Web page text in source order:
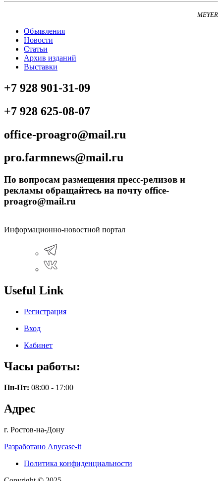
MEYER
Объявления
Новости
Статьи
Архив изданий
Выставки
+7 928 901-31-09
+7 928 625-08-07
office-proagro@mail.ru
pro.farmnews@mail.ru
По вопросам размещения пресс-релизов и
рекламы обращайтесь на почту office-
proagro@mail.ru
Информационно-новостной портал
Useful Link
Регистрация
Вход
Кабинет
Часы работы:
Пн-Пт: 08:00 - 17:00
Адрес
г. Ростов-на-Дону
Разработано Anycase-it
Политика конфиденциальности